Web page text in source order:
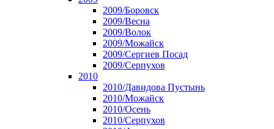
2009/Боровск
2009/Весна
2009/Волок
2009/Можайск
2009/Сергиев Посад
2009/Серпухов
2010
2010/Давидова Пустынь
2010/Можайск
2010/Осень
2010/Серпухов